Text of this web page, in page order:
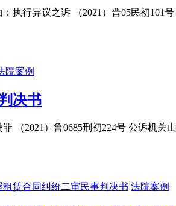
执行异议之诉 （2021）晋05民初
院案例
决书
（2021）鲁0685刑初224号 公诉机
法院案例